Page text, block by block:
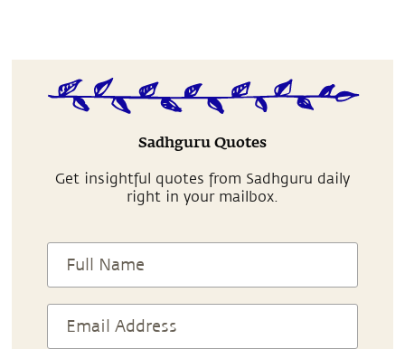
Sadhguru Quotes
Get insightful quotes from Sadhguru daily
right in your mailbox.